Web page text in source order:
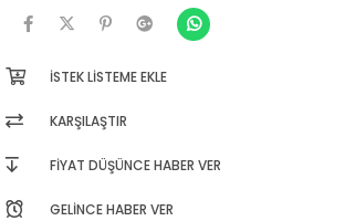
İSTEK LISTEME EKLE
KARŞILAŞTIR
FIYAT DÜŞÜNCE HABER VER
GELINCE HABER VER